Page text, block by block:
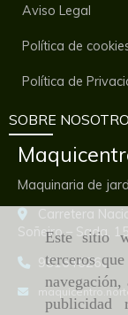
Este sitio
terceros
publicidad
Aviso Legal
Política de
Política de
SOBRE
Maquinaria de
Carretera
Soñeiro – Sada,
981646260